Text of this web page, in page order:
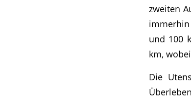
zweiten
und 100
km,
Die